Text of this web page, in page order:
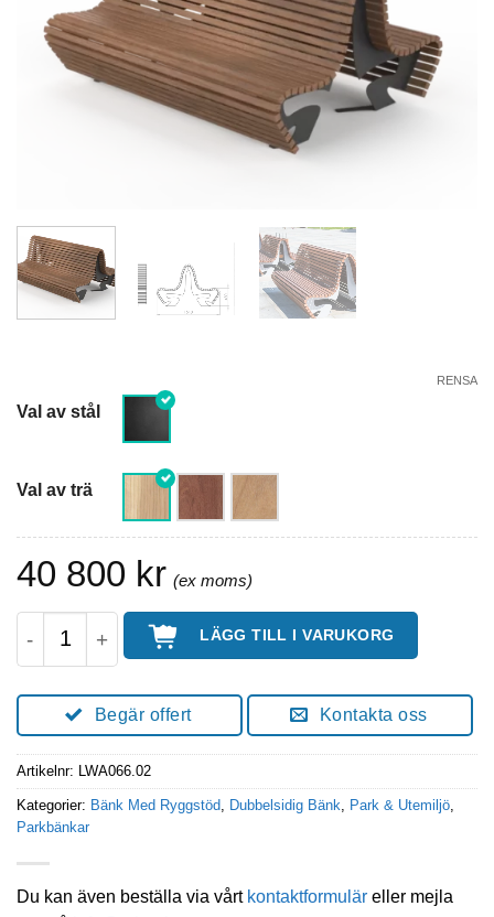
Val av stål
Val av trä
RENSA
40 800 kr
WAVE Dubbelsidig Parkbänk Med Ryggstöd 200
LÄGG TILL I VARUKORG
Begär offert Kontakta oss
Artikelnr: LWA066.02
Kategorier: Bänk Med Ryggstöd Dubbelsidig Bänk Park & Utemiljö
Parkbänkar
Du kan även beställa via vårt kontaktformulär eller mejla